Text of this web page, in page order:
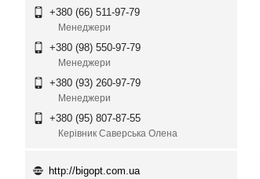
+380 (66) 511-97-79
Менеджери
+380 (98) 550-97-79
Менеджери
+380 (93) 260-97-79
Менеджери
+380 (95) 807-87-55
Керівник Саверська Олена
http://bigopt.com.ua